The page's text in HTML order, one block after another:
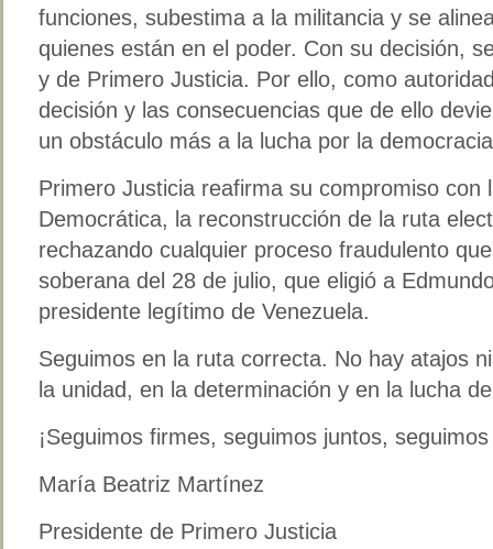
funciones, subestima a la militancia y se
quienes están en el poder. Con su decisión,
y de Primero Justicia. Por ello, como
decisión y las consecuencias que de ello
un obstáculo más a la lucha por la
Primero Justicia reafirma su compromiso con
Democrática, la reconstrucción de la ruta
rechazando cualquier proceso fraudulento
soberana del 28 de julio, que eligió a
presidente legítimo de Venezuela.
Seguimos en la ruta correcta. No hay atajos
la unidad, en la determinación y en la lucha
¡Seguimos firmes, seguimos juntos,
María Beatriz Martínez
Presidente de Primero Justicia